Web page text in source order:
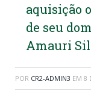
aquisição
de seu
Amauri
POR CR2-ADMIN3 EM 8